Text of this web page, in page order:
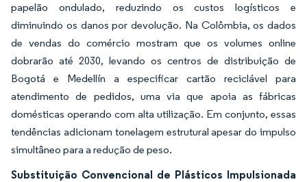
papelão ondulado, reduzindo os custos logísticos e
diminuindo os danos por devolução. Na Colômbia, os dados
de vendas do comércio mostram que os volumes online
dobrarão até 2030, levando os centros de distribuição de
Bogotá e Medellín a especificar cartão reciclável para
atendimento de pedidos, uma via que apoia as fábricas
domésticas operando com alta utilização. Em conjunto, essas
tendências adicionam tonelagem estrutural apesar do impulso
simultâneo para a redução de peso.
Substituição Convencional de Plásticos Impulsionada